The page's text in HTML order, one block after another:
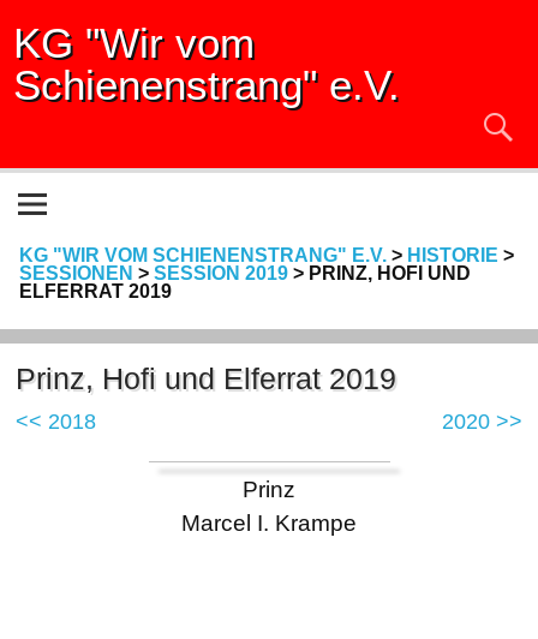
KG "Wir vom
Schienenstrang" e.V.
KG "WIR VOM SCHIENENSTRANG" E.V.> HISTORIE >
SESSIONEN > SESSION 2019> PRINZ, HOFI UND
ELFERRAT 2019
Prinz, Hofi und Elferrat 2019
<< 2018 2020 >>
Prinz
Marcel I. Krampe